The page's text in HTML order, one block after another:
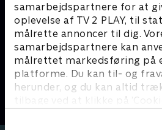
samarbejdspartnere for at
oplevelse af TV 2 PLAY, til
målrette annoncer til dig.
samarbejdspartnere kan
målrettet markedsføring på
platforme. Du kan til- og
herunder, og du kan altid
tilbage ved at klikke på
Kate - pigen der blev
Dokumentar • 1 sæsoner